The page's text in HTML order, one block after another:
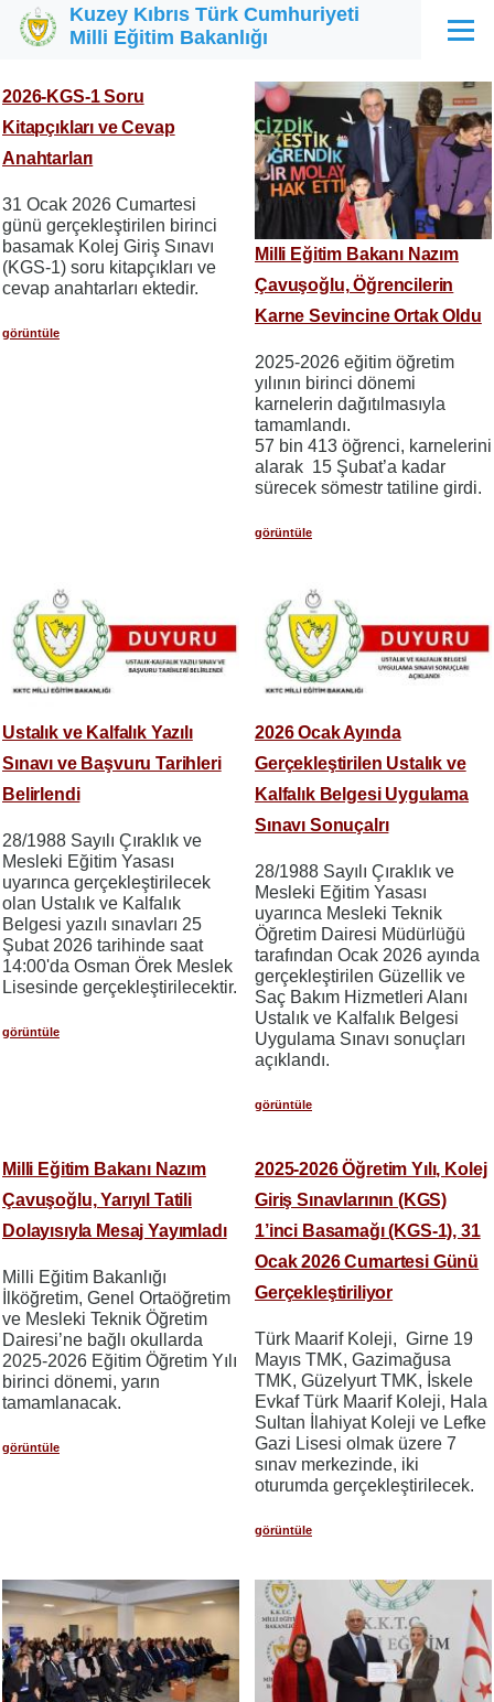
Ana içeriğe atla
Kuzey Kıbrıs Türk Cumhuriyeti
Milli Eğitim Bakanlığı
Menü
2026-KGS-1 Soru
Kitapçıkları ve Cevap
Anahtarları
31 Ocak 2026 Cumartesi
günü gerçekleştirilen birinci
basamak Kolej Giriş Sınavı
(KGS-1) soru kitapçıkları ve
cevap anahtarları ektedir.
görüntüle
Milli Eğitim Bakanı Nazım
Çavuşoğlu, Öğrencilerin
Karne Sevincine Ortak Oldu
2025-2026 eğitim öğretim
yılının birinci dönemi
karnelerin dağıtılmasıyla
tamamlandı.
57 bin 413 öğrenci, karnelerini
alarak 15 Şubat’a kadar
sürecek sömestr tatiline girdi.
görüntüle
Ustalık ve Kalfalık Yazılı
Sınavı ve Başvuru Tarihleri
Belirlendi
28/1988 Sayılı Çıraklık ve
Mesleki Eğitim Yasası
uyarınca gerçekleştirilecek
olan Ustalık ve Kalfalık
Belgesi yazılı sınavları 25
Şubat 2026 tarihinde saat
14:00'da Osman Örek Meslek
Lisesinde gerçekleştirilecektir.
görüntüle
2026 Ocak Ayında
Gerçekleştirilen Ustalık ve
Kalfalık Belgesi Uygulama
Sınavı Sonuçalrı
28/1988 Sayılı Çıraklık ve
Mesleki Eğitim Yasası
uyarınca Mesleki Teknik
Öğretim Dairesi Müdürlüğü
tarafından Ocak 2026 ayında
gerçekleştirilen Güzellik ve
Saç Bakım Hizmetleri Alanı
Ustalık ve Kalfalık Belgesi
Uygulama Sınavı sonuçları
açıklandı.
görüntüle
Milli Eğitim Bakanı Nazım
Çavuşoğlu, Yarıyıl Tatili
Dolayısıyla Mesaj Yayımladı
Milli Eğitim Bakanlığı
İlköğretim, Genel Ortaöğretim
ve Mesleki Teknik Öğretim
Dairesi’ne bağlı okullarda
2025-2026 Eğitim Öğretim Yılı
birinci dönemi, yarın
tamamlanacak.
görüntüle
2025-2026 Öğretim Yılı, Kolej
Giriş Sınavlarının (KGS)
1’inci Basamağı (KGS-1), 31
Ocak 2026 Cumartesi Günü
Gerçekleştiriliyor
Türk Maarif Koleji, Girne 19
Mayıs TMK, Gazimağusa
TMK, Güzelyurt TMK, İskele
Evkaf Türk Maarif Koleji, Hala
Sultan İlahiyat Koleji ve Lefke
Gazi Lisesi olmak üzere 7
sınav merkezinde, iki
oturumda gerçekleştirilecek.
görüntüle